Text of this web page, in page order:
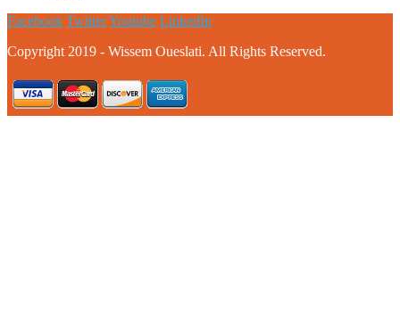
Facebook TwitterYoutube LinkedIn
Copyright 2019 - Wissem Oueslati. All Rights Reserved.